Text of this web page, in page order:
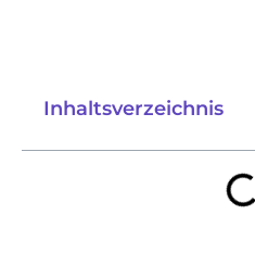
Inhaltsverzeichnis